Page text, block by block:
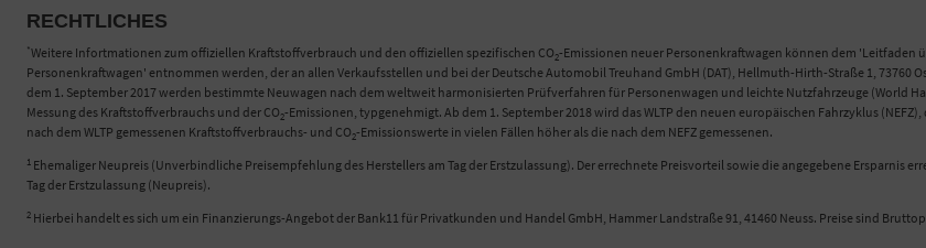
RECHTLICHES
*Weitere Infortmationen zum offiziellen Kraftstoffverbrauch und den offiziellen spezifischen CO2-Emissionen neuer Personenkraftwagen können dem 'Leitfaden
Personenkraftwagen' entnommen werden, der an allen Verkaufsstellen und bei der Deutsche Automobil Treuhand GmbH (DAT), Hellmuth-Hirth-Straße 1,
dem 1. September 2017 werden bestimmte Neuwagen nach dem weltweit harmonisierten Prüfverfahren für Personenwagen und leichte Nutzfahrzeuge (World
Messung des Kraftstoffverbrauchs und der CO2-Emissionen, typgenehmigt. Ab dem 1. September 2018 wird das WLTP den neuen europäischen Fahrzyklus
nach dem WLTP gemessenen Kraftstoffverbrauchs- und CO2-Emissionswerte in vielen Fällen höher als die nach dem NEFZ gemessenen.
1 Ehemaliger Neupreis (Unverbindliche Preisempfehlung des Herstellers am Tag der Erstzulassung). Der errechnete Preisvorteil sowie die angegebene Ersparnis
Tag der Erstzulassung (Neupreis).
2 Hierbei handelt es sich um ein Finanzierungs-Angebot der Bank11 für Privatkunden und Handel GmbH, Hammer Landstraße 91, 41460 Neuss. Preise sind